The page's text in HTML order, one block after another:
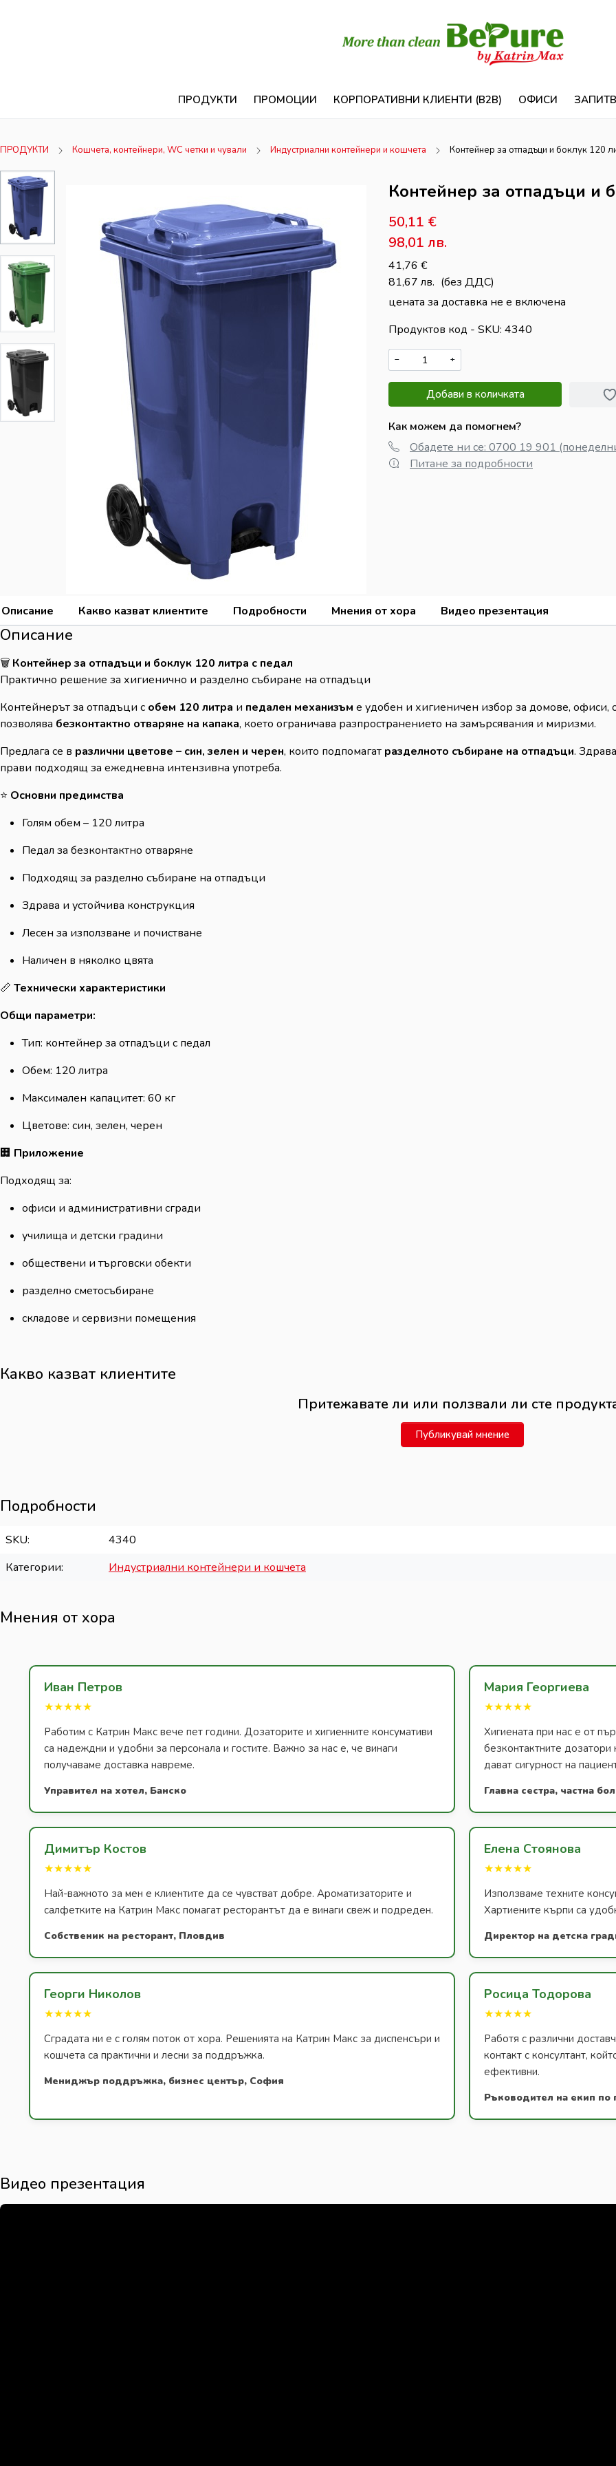
ПРОДУКТИ ПРОМОЦИИ КОРПОРАТИВНИ КЛИЕНТИ (B2B) ОФИСИ
ПРОДУКТИ Кошчета, контейнери, WC четки и чували Индустриални контейнери и кошчета Контейнер за отпадъци и боклук 120
Контейнер за отпадъци и
50,11 €
98,01 лв.
41,76 €
81,67 лв. (без ДДС)
цената за доставка не е включена
Продуктов код - SKU 4340
− +
Добави в количката
Как можем да помогнем?
Обадете ни се: 0700 19 901
Питане за подробности
Описание Какво казват клиентите Подробности Мнения от хора Видео презентация
Описание
🗑️ Контейнер за отпадъци и боклук 120 литра с педал
Практично решение за хигиенично и разделно събиране на отпадъци
Контейнерът за отпадъци с обем 120 литра и педален механизъм е удобен и хигиеничен избор за домове, офиси,
позволява безконтактно отваряне на капака, което ограничава разпространението на замърсявания и миризми.
Предлага се в различни цветове – син, зелен и черен, които подпомагат разделното събиране на отпадъци.
прави подходящ за ежедневна интензивна употреба.
⭐ Основни предимства
Голям обем – 120 литра
Педал за безконтактно отваряне
Подходящ за разделно събиране на отпадъци
Здрава и устойчива конструкция
Лесен за използване и почистване
Наличен в няколко цвята
📏 Технически характеристики
Общи параметри:
Тип: контейнер за отпадъци с педал
Обем: 120 литра
Максимален капацитет: 60 кг
Цветове: син, зелен, черен
🏢 Приложение
Подходящ за:
офиси и административни сгради
училища и детски градини
обществени и търговски обекти
разделно сметосъбиране
складове и сервизни помещения
Какво казват клиентите
Притежавате ли или ползвали ли сте
Публикувай мнение
Подробности
SKU
4340
Категории
Индустриални контейнери и кошчета
Мнения от хора
Иван Петров
★★★★★
Работим с Катрин Макс вече пет години. Дозаторите и хигиенните консумативи
са надеждни и удобни за персонала и гостите. Важно за нас е, че винаги
получаваме доставка навреме.
Управител на хотел, Банско
Мария Георгиева
★★★★★
Хигиената при нас е от
безконтактните дозатори
дават сигурност на
Главна сестра, частна
Димитър Костов
★★★★★
Най-важното за мен е клиентите да се чувстват добре. Ароматизаторите и
салфетките на Катрин Макс помагат ресторантът да е винаги свеж и подреден.
Собственик на ресторант, Пловдив
Елена Стоянова
★★★★★
Използваме техните
Хартиените кърпи са
Директор на детска
Георги Николов
★★★★★
Сградата ни е с голям поток от хора. Решенията на Катрин Макс за диспенсъри и
кошчета са практични и лесни за поддръжка.
Мениджър поддръжка, бизнес център, София
Росица Тодорова
★★★★★
Работя с различни
контакт с консултант,
ефективни.
Ръководител на екип по
Видео презентация